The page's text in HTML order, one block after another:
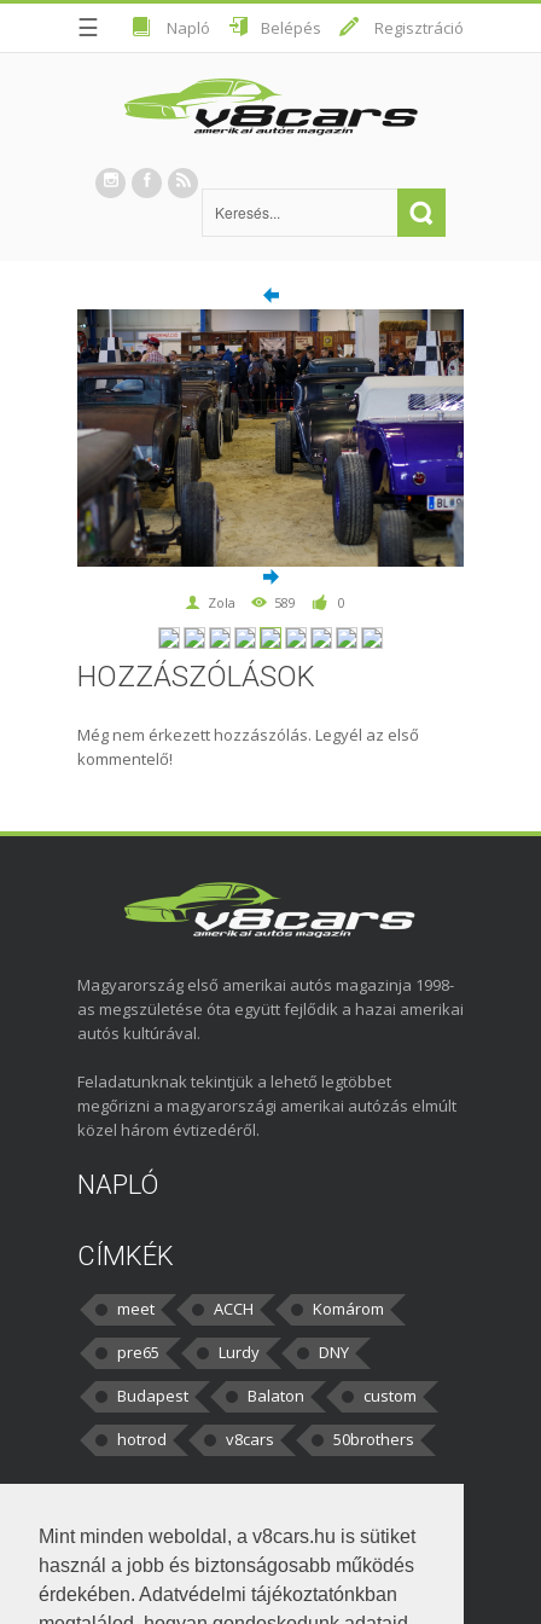
Mint minden weboldal, a v8cars.hu is sütiket
használ a jobb és biztonságosabb működés
érdekében. Adatvédelmi tájékoztatónkban
☰ Napló Belépés Regisztráció
Zola 589 0
HOZZÁSZÓLÁSOK
Még nem érkezett hozzászólás. Legyél az első
kommentelő!
Magyarország első amerikai autós magazinja 1998-
as megszületése óta együtt fejlődik a hazai amerikai
autós kultúrával.
Feladatunknak tekintjük a lehető legtöbbet
megőrizni a magyarországi amerikai autózás elmúlt
közel három évtizedéről.
NAPLÓ
CÍMKÉK
meet ACCH
Komárom
pre65
Lurdy
DNY
Budapest
Balaton
custom
hotrod
v8cars 50brothers
kortisz:Elszúrtam! Én csak két
darabbaal számoltam. Nem tudtam, hogy fél autót,